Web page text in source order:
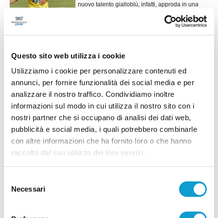
Questo sito web utilizza i cookie
Utilizziamo i cookie per personalizzare contenuti ed
annunci, per fornire funzionalità dei social media e per
analizzare il nostro traffico. Condividiamo inoltre
informazioni sul modo in cui utilizza il nostro sito con i
nostri partner che si occupano di analisi dei dati web,
pubblicità e social media, i quali potrebbero combinarle
con altre informazioni che ha fornito loro o che hanno
raccolto dal suo utilizzo dei loro servizi.
delNecessari
nuovo talento gialloblù, infatti, approda in una
centrocampista classe 2013 Tom
responsabile del settore giovanile
Il Monticelli Calcio comunica che Osvaldo Mancini sarà il nuovo
responsabile del settore giovanile e attività di base. Da giocatore ...leggi
MONTICELLI. Tonino Celani lascia la
Presidenza del Settore Giovanile
ASCOLI PICENO. Tonino Celani (foto) comunica
che, a partire dalla prossima stagione, non
ricoprirà più il ruolo di Presidente del Settore
la propria collaborazione con la società. Una
30/06/2026
MONTICELLI. Ai saluti Domenico Natalini,